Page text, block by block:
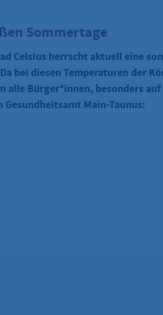
Sommertage
Celsius herrscht aktuell eine
bei diesen Temperaturen der
Bürger*innen, besonders auf
Main-Taunus: